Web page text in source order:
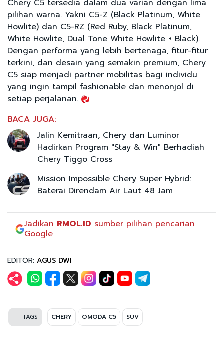
Chery C5 tersedia dalam dua varian dengan lima
pilihan warna. Yakni C5-Z (Black Platinum, White
Howlite) dan C5-RZ (Red Ruby, Black Platinum,
White Howlite, Dual Tone White Howlite + Black).
Dengan performa yang lebih bertenaga, fitur-fitur
terkini, dan desain yang semakin premium, Chery
C5 siap menjadi partner mobilitas bagi individu
yang ingin tampil fashionable dan menonjol di
setiap perjalanan.
BACA JUGA:
Jalin Kemitraan, Chery dan Luminor
Hadirkan Program "Stay & Win" Berhadiah
Chery Tiggo Cross
Mission Impossible Chery Super Hybrid:
Baterai Direndam Air Laut 48 Jam
Jadikan RMOL.ID sumber pilihan pencarian
Google
EDITOR: AGUS DWI
TAGS CHERY OMODA C5 SUV